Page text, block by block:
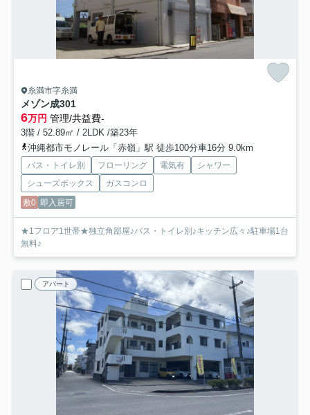
糸満市字糸満
メゾン成301
6万円 管理/共益費-
3階 / 52.89㎡ / 2LDK /築23年
沖縄都市モノレール「赤嶺」駅 徒歩100分車16分 9.0km
バス・トイレ別 フローリング 電気有
シャワー
シューズボックス
ガスコンロ
敷0 即入居可
★1フロア1世帯★独立角部屋♪バス・トイレ別♪キッチン広々♪駐車場1台
無料♪
アパート